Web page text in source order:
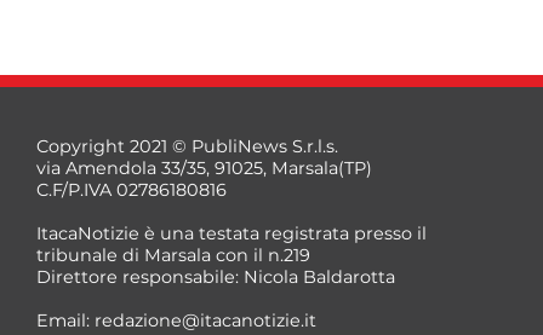
Copyright 2021 © PubliNews S.r.l.s.
via Amendola 33/35, 91025, Marsala(TP)
C.F/P.IVA 02786180816
ItacaNotizie è una testata registrata presso il
tribunale di Marsala con il n.219
Direttore responsabile: Nicola Baldarotta
Email: redazione@itacanotizie.it